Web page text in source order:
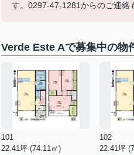
す。0297-47-1281からのご連絡
Verde Este Aで募集中の物
101
22.41坪 (74.11㎡)
102
22.41坪